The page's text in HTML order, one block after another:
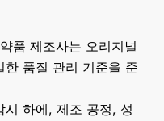
품 제조사는 오리지널
한 품질 관리 기준을 준
시 하에, 제조 공정, 성